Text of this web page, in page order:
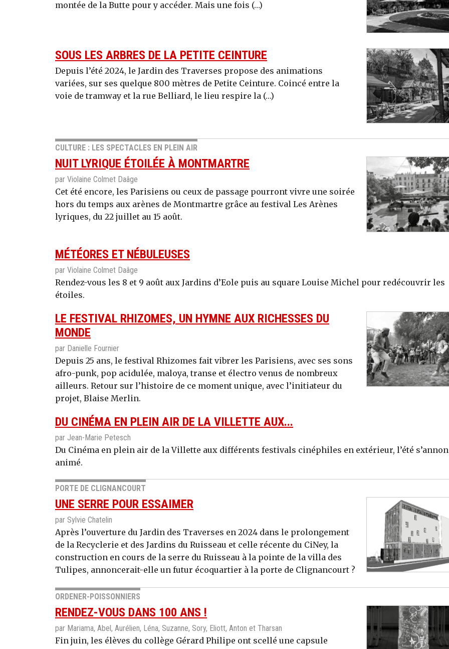
montée de la Butte pour y accéder. Mais une fois (…)
SOUS LES ARBRES DE LA PETITE CEINTURE
Depuis l’été 2024, le Jardin des Traverses propose des animations
variées, sur ses quelque 800 mètres de Petite Ceinture. Coincé entre la
voie de tramway et la rue Belliard, le lieu respire la (…)
CULTURE : LES SPECTACLES EN PLEIN AIR
NUIT LYRIQUE ÉTOILÉE À MONTMARTRE
par Violaine Colmet Daâge
Cet été encore, les Parisiens ou ceux de passage pourront vivre une soirée
hors du temps aux arènes de Montmartre grâce au festival Les Arènes
lyriques, du 22 juillet au 15 août.
MÉTÉORES ET NÉBULEUSES
par Violaine Colmet Daâge
Rendez-vous les 8 et 9 août aux Jardins d’Eole puis au square Louise Michel pour redécouvrir les
étoiles.
LE FESTIVAL RHIZOMES, UN HYMNE AUX RICHESSES DU
MONDE
par Danielle Fournier
Depuis 25 ans, le festival Rhizomes fait vibrer les Parisiens, avec ses sons
afro-punk, pop acidulée, maloya, transe et électro venus de nombreux
ailleurs. Retour sur l’histoire de ce moment unique, avec l’initiateur du
projet, Blaise Merlin.
DU CINÉMA EN PLEIN AIR DE LA VILLETTE AUX...
par Jean-Marie Petesch
Du Cinéma en plein air de la Villette aux différents festivals cinéphiles en extérieur, l’été
animé.
PORTE DE CLIGNANCOURT
UNE SERRE POUR ESSAIMER
par Sylvie Chatelin
Après l’ouverture du Jardin des Traverses en 2024 dans le prolongement
de la Recyclerie et des Jardins du Ruisseau et celle récente du CiNey, la
construction en cours de la serre du Ruisseau à la pointe de la villa des
Tulipes, annoncerait-elle un futur écoquartier à la porte de Clignancourt ?
ORDENER-POISSONNIERS
RENDEZ-VOUS DANS 100 ANS !
par Mariama, Abel, Aurélien, Léna, Suzanne, Sory, Eliott, Anton et Tharsan
Fin juin, les élèves du collège Gérard Philipe ont scellé une capsule